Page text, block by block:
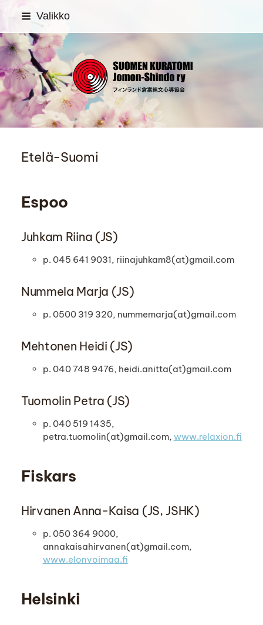
Siirry
sisältöön
Valikko
SUOMEN KURATOMI
Etelä-Suomi
Espoo
Juhkam Riina (JS)
p. 045 641 9031, riinajuhkam8(at)gmail.com
Nummela Marja (JS)
p. 0500 319 320, nummemarja(at)gmail.com
Mehtonen Heidi (JS)
p. 040 748 9476, heidi.anitta(at)gmail.com
Tuomolin Petra (JS)
p. 040 519 1435,
petra.tuomolin(at)gmail.com, www.relaxion.fi
Fiskars
Hirvanen Anna-Kaisa (JS, JSHK)
p. 050 364 9000,
annakaisahirvanen(at)gmail.com,
www.elonvoimaa.fi
Helsinki